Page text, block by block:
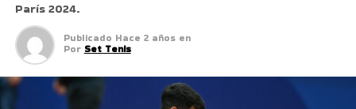
París 2024.
Publicado Hace 2 años en
Por Set Tenis